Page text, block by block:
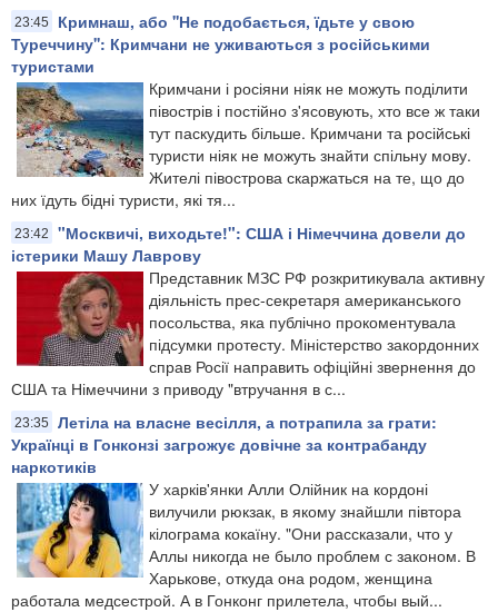
23:45
Кримнаш, або ''Не подобається, їдьте у свою
Туреччину'': Кримчани не уживаються з російськими
туристами
Кримчани і росіяни ніяк не можуть поділити
півострів і постійно з'ясовують, хто все ж таки
тут паскудить більше. Кримчани та російські
туристи ніяк не можуть знайти спільну мову.
Жителі півострова скаржаться на те, що до
них їдуть бідні туристи, які тя...
23:42
"Москвичі, виходьте!": США і Німеччина довели до
істерики Машу Лаврову
Представник МЗС РФ розкритикувала активну
діяльність прес-секретаря американського
посольства, яка публічно прокоментувала
підсумки протесту. Міністерство закордонних
справ Росії направить офіційні звернення до
США та Німеччини з приводу "втручання в с...
23:35
Летіла на власне весілля, а потрапила за грати:
Українці в Гонконзі загрожує довічне за контрабанду
наркотиків
У харків'янки Алли Олійник на кордоні
вилучили рюкзак, в якому знайшли півтора
кілограма кокаїну. "Они рассказали, что у
Аллы никогда не было проблем с законом. В
Харькове, откуда она родом, женщина
работала медсестрой. А в Гонконг прилетела, чтобы вый...